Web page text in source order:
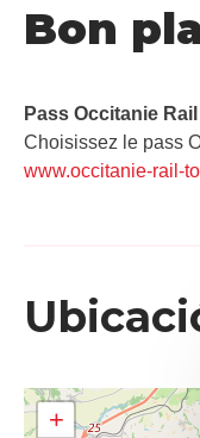
Bon
Pass Occitanie
Choisissez le pass
www.occitanie-rail-
+